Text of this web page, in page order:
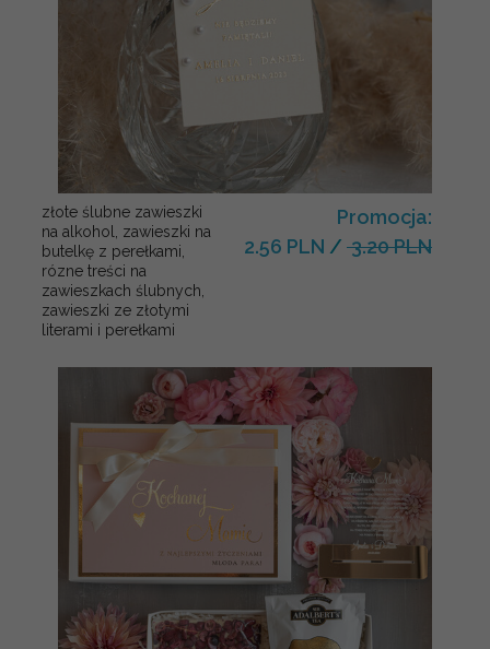
złote ślubne zawieszki
na alkohol, zawieszki na
butelkę z perełkami,
rózne treści na
zawieszkach ślubnych,
zawieszki ze złotymi
literami i perełkami
Promocja:
2.56 PLN / 3.20 PLN